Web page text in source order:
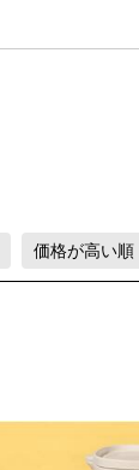
価格が高い順